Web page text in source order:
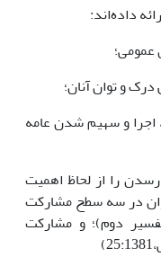
داده‌اند:
اجرا و سهیم شدن عامه
را از لحاظ اهمیت
در سه سطح مشارکت
دوم)؛ و مشارکت